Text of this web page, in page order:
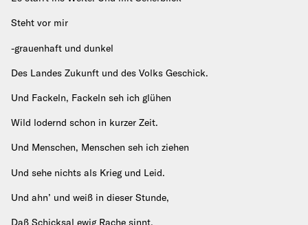
Steht vor mir
-grauenhaft und dunkel
Des Landes Zukunft und des Volks Geschick.
Und Fackeln, Fackeln seh ich glühen
Wild lodernd schon in kurzer Zeit.
Und Menschen, Menschen seh ich ziehen
Und sehe nichts als Krieg und Leid.
Und ahn’ und weiß in dieser Stunde,
Daß Schicksal ewig Rache sinnt.